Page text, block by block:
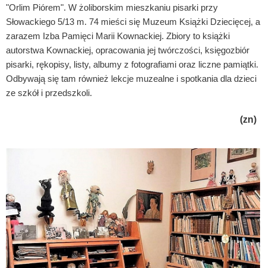
"Orlim Piórem". W żoliborskim mieszkaniu pisarki przy
Słowackiego 5/13 m. 74 mieści się Muzeum Książki Dziecięcej, a
zarazem Izba Pamięci Marii Kownackiej. Zbiory to książki
autorstwa Kownackiej, opracowania jej twórczości, księgozbiór
pisarki, rękopisy, listy, albumy z fotografiami oraz liczne pamiątki.
Odbywają się tam również lekcje muzealne i spotkania dla dzieci
ze szkół i przedszkoli.
(zn)